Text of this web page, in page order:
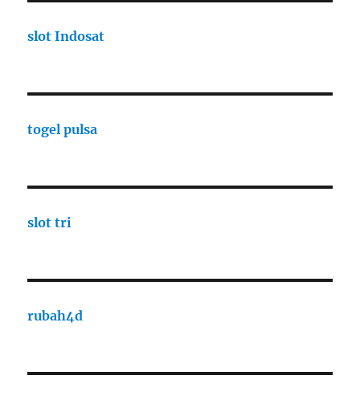
slot Indosat
togel pulsa
slot tri
rubah4d